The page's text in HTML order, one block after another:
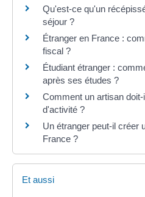
Qu'est-ce qu'un
séjour ?
Étranger en France :
fiscal ?
Étudiant étranger :
après ses études ?
Comment un artisan
d'activité ?
Un étranger peut-il créer
France ?
Et aussi